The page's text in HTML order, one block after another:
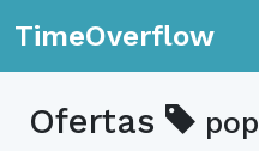
TimeOverflow
Ofertas pop